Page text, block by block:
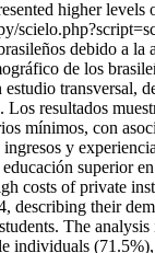
higher
debido a
de los
transversal,
Los resultados
mínimos, con
y
educación superior
costs of private
describing their
The
individuals